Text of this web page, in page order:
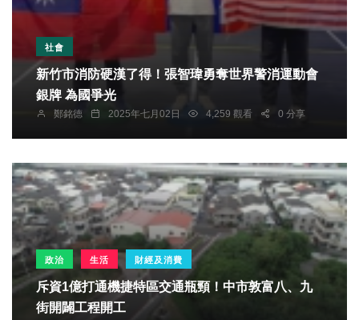
社會
新竹市消防硬漢了得！張智瑋勇奪世界警消運動會
銀牌 為國爭光
鄭銘德 2025年七月02日 4,259 觀看 0 分享
政治 生活 財經及消費
斥資1億打通機捷特區交通瓶頸！中市敦富八、九
街開闢工程開工